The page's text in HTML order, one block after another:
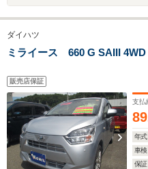
ダイハツ
ミライース 660 G SAIII 4WD
販売店保証
支払
年式
車検
保証